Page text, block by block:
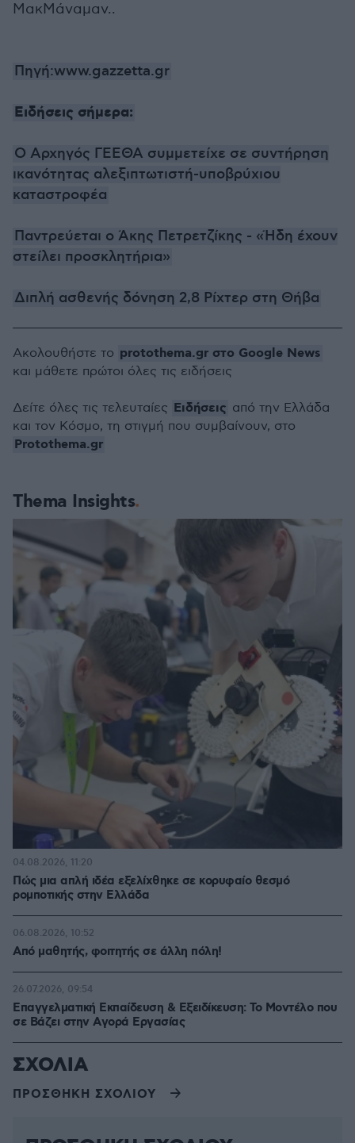
ΜακΜάναμαν..
Πηγή:www.gazzetta.gr
Ειδήσεις σήμερα:
Ο Αρχηγός ΓΕΕΘΑ συμμετείχε σε συντήρηση
ικανότητας αλεξιπτωτιστή-υποβρύχιου
καταστροφέα
Παντρεύεται ο Άκης Πετρετζίκης - «Ήδη έχουν
στείλει προσκλητήρια»
Διπλή ασθενής δόνηση 2,8 Ρίχτερ στη Θήβα
Thema Insights
Πώς μια απλή ιδέα εξελίχθηκε σε κορυφαίο θεσμό
ρομποτικής στην Ελλάδα
04.08.2026, 11:20
Από μαθητής, φοιτητής σε άλλη πόλη!
06.08.2026, 10:52
Επαγγελματική Εκπαίδευση & Εξειδίκευση: Το Mοντέλο που
σε Bάζει στην Aγορά Eργασίας
26.07.2026, 09:54
Ακολουθήστε το protothema.gr στο Google News
και μάθετε πρώτοι όλες τις ειδήσεις
Δείτε όλες τις τελευταίες Ειδήσεις από την Ελλάδα
και τον Κόσμο, τη στιγμή που συμβαίνουν, στο
Protothema.gr
ΣΧΟΛΙΑ
ΠΡΟΣΘΗΚΗ ΣΧΟΛΙΟΥ